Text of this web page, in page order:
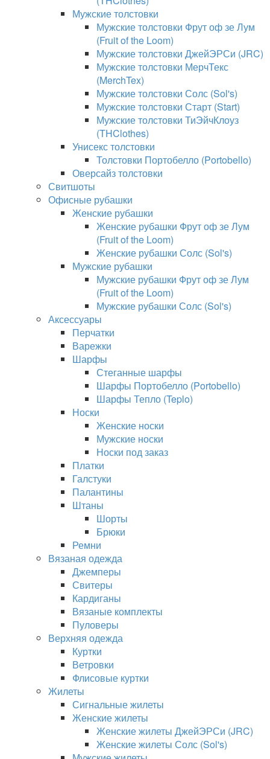
Мужские толстовки
Мужские толстовки Фрут оф зе Лум
(Fruit of the Loom)
Мужские толстовки ДжейЭРСи (JRC)
Мужские толстовки МерчТекс
(MerchTex)
Мужские толстовки Солс (Sol's)
Мужские толстовки Старт (Start)
Мужские толстовки ТиЭйчКлоуз
(THClothes)
Унисекс толстовки
Толстовки Портобелло (Portobello)
Оверсайз толстовки
Свитшоты
Офисные рубашки
Женские рубашки
Женские рубашки Фрут оф зе Лум
(Fruit of the Loom)
Женские рубашки Солс (Sol's)
Мужские рубашки
Мужские рубашки Фрут оф зе Лум
(Fruit of the Loom)
Мужские рубашки Солс (Sol's)
Аксессуары
Перчатки
Варежки
Шарфы
Стеганные шарфы
Шарфы Портобелло (Portobello)
Шарфы Тепло (Teplo)
Носки
Женские носки
Мужские носки
Носки под заказ
Платки
Галстуки
Палантины
Штаны
Шорты
Брюки
Ремни
Вязаная одежда
Джемперы
Свитеры
Кардиганы
Вязаные комплекты
Пуловеры
Верхняя одежда
Куртки
Ветровки
Флисовые куртки
Жилеты
Сигнальные жилеты
Женские жилеты
Женские жилеты ДжейЭРСи (JRC)
Женские жилеты Солс (Sol's)